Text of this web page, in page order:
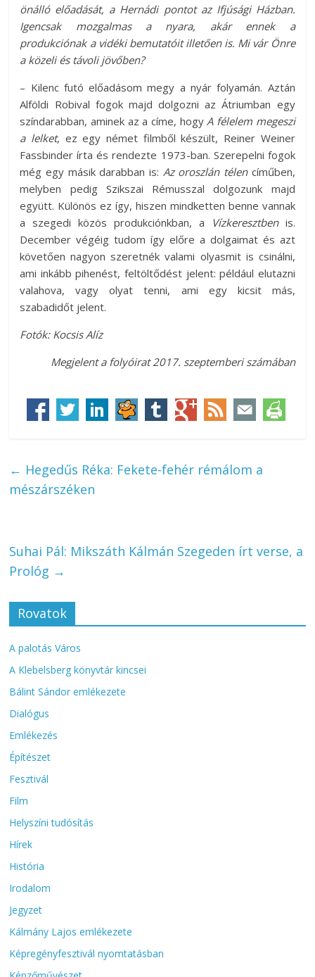
önálló előadását, a Hernádi pontot az Ifjúsági Házban.
Igencsak mozgalmas a nyara, akár ennek a
produkciónak a vidéki bemutatóit illetően is. Mi vár Önre
a közeli és távoli jövőben?
– Kilenc futó előadásom megy a nyár folyamán. Aztán
Alföldi Robival fogok majd dolgozni az Átriumban egy
színdarabban, aminek az a címe, hogy A félelem megeszi
a lelket, ez egy német filmből készült, Reiner Weiner
Fassbinder írta és rendezte 1973-ban. Szerepelni fogok
még egy másik darabban is: Az oroszlán télencíműben,
melyben pedig Szikszai Rémusszal dolgozunk majd
együtt. Különös ez így, hiszen mindketten benne vannak
a szegedi közös produkciónkban, a
Vízkeresztbenis.
December végéig tudom így előre a dolgaimat és azt
követően nagyon szeretnék valami olyasmit is csinálni,
ami inkább pihenést, feltöltődést jelent: például elutazni
valahova, vagy olyat tenni, ami egy kicsit más,
szabadidőt jelent.
Fotók: Kocsis Alíz
Megjelent a folyóirat 2017. szeptemberi számában
← Hegedűs Réka: Fekete-fehér rémálom a
mészárszéken
Suhai Pál: Mikszáth Kálmán Szegeden írt verse, a
Prológ →
Rovatok
A palotás Város
A Klebelsberg könyvtár kincsei
Bálint Sándor emlékezete
Dialógus
Emlékezés
Építészet
Fesztivál
Film
Helyszíni tudósítás
Hírek
História
Irodalom
Jegyzet
Kálmány Lajos emlékezete
Képregényfesztivál nyomtatásban